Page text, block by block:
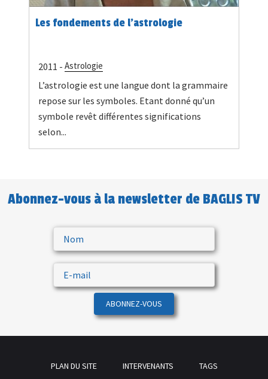
Les fondements de l’astrologie
2011 - Astrologie
L’astrologie est une langue dont la grammaire
repose sur les symboles. Etant donné qu’un
symbole revêt différentes significations
selon...
Abonnez-vous à la newsletter de BAGLIS TV
ABONNEZ-VOUS
PLAN DU SITE INTERVENANTS TAGS